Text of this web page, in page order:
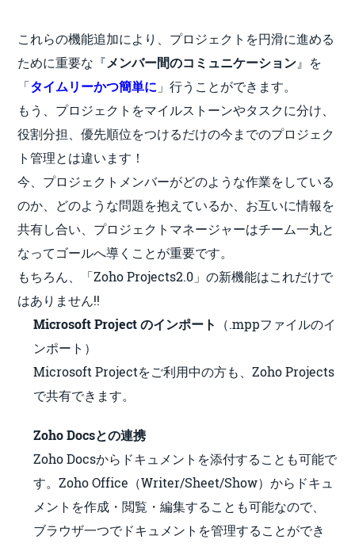
これらの機能追加により、プロジェクトを円滑に進める
ために重要な『メンバー間のコミュニケーション』を
「タイムリーかつ簡単に 」行うことができます。
もう、プロジェクトをマイルストーンやタスクに分け、
役割分担、優先順位をつけるだけの今までのプロジェク
ト管理とは違います！
今、プロジェクトメンバーがどのような作業をしている
のか、どのような問題を抱えているか、お互いに情報を
共有し合い、プロジェクトマネージャーはチーム一丸と
なってゴールへ導くことが重要です。
もちろん、「Zoho Projects2.0」の新機能はこれだけで
はありません!!
Microsoft Project のインポート
（.mppファイルのイ
ンポート）
Microsoft Projectをご利用中の方も、Zoho Projects
で共有できます。
Zoho Docsとの連携
Zoho Docsからドキュメントを添付することも可能で
す。Zoho Office（Writer/Sheet/Show）からドキュ
メントを作成・閲覧・編集することも可能なので、
ブラウザ一つでドキュメントを管理することができ